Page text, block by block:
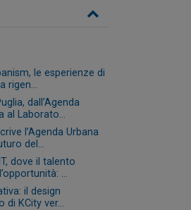
le esperienze di
rigen...
dall’Agenda
al Laborato...
l’Agenda Urbana
del...
dove il talento
...
il design
di KCity ver...